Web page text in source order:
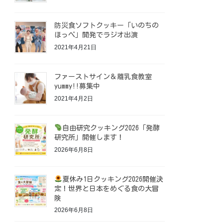
防災食ソフトクッキー「いのちの
ほっぺ」開発でラジオ出演
2021年4月21日
ファーストサイン＆離乳食教室
yummy!!募集中
2021年4月2日
自由研究クッキング2026「発酵
研究所」開催します！
2026年6月8日
夏休み1日クッキング2026開催決
定！世界と日本をめぐる食の大冒
険
2026年6月8日